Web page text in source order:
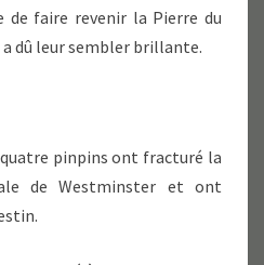
de faire revenir la Pierre du
a dû leur sembler brillante.
pinpins ont fracturé la
de Westminster et ont